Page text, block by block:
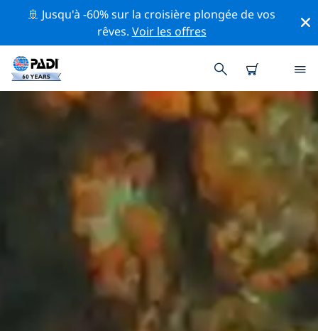
🚢 Jusqu'à -60% sur la croisière plongée de vos
rêves. Voir les offres